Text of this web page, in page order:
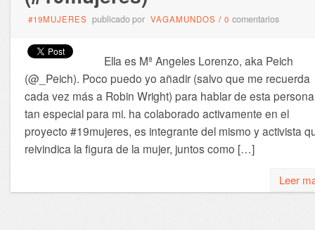
#19MUJERES publicado por VAGAMUNDOS / 0 comentarios
Ella es Mª Angeles Lorenzo, aka Peich
(@_Peich). Poco puedo yo añadir (salvo que me recuerda
cada vez más a Robin Wright) para hablar de esta persona
tan especial para mi. ha colaborado activamente en el
proyecto #19mujeres, es integrante del mismo y activista
reivindica la figura de la mujer, juntos como […]
Leer